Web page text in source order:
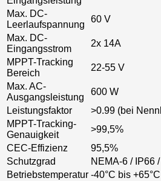
Max. DC-
Leerlaufspannung
60 V
Max. DC-
Eingangsstrom
2x 14A
MPPT-Tracking
Bereich
22-55 V
Max. AC-
Ausgangsleistung
600 W
Leistungsfaktor
>0.99 (bei
MPPT-Tracking-
Genauigkeit
>99,5%
CEC-Effizienz
95,5%
Schutzgrad
NEMA-6 / IP66
Betriebstemperatur -40°C bis +65°C